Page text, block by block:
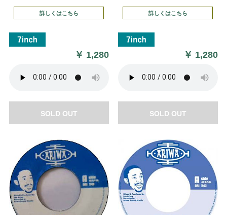
詳しくはこちら
￥ 1,280
SOLD OUT
詳しくはこちら
￥ 1,280
SOLD OUT